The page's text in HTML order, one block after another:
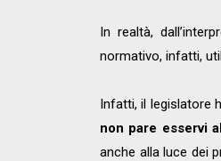
In realtà,
normativo, infatti,
Infatti, il legislatore
non pare esservi
anche alla luce dei